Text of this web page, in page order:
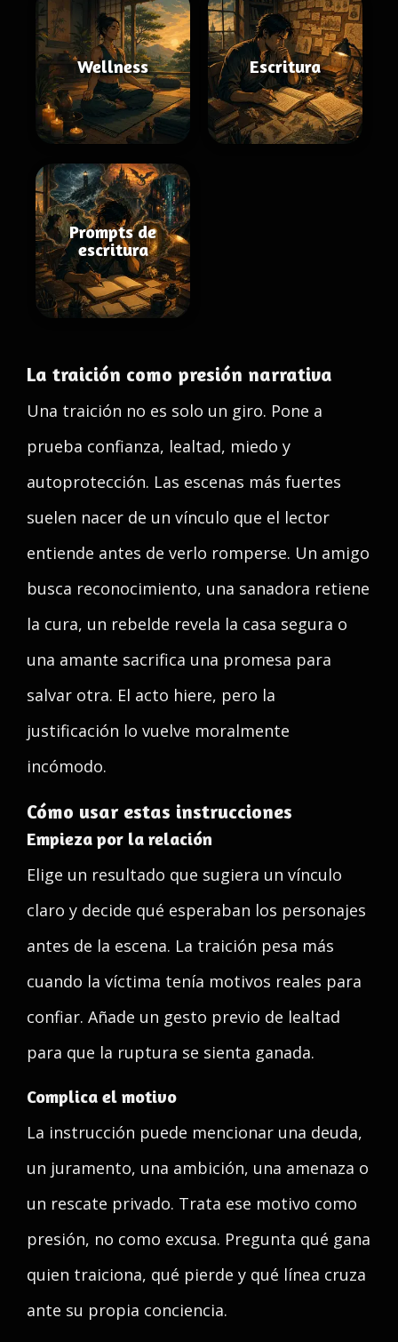
Wellness Escritura
Prompts de
escritura
La traición como presión narrativa
Una traición no es solo un giro. Pone a
prueba confianza, lealtad, miedo y
autoprotección. Las escenas más fuertes
suelen nacer de un vínculo que el lector
entiende antes de verlo romperse. Un amigo
busca reconocimiento, una sanadora retiene
la cura, un rebelde revela la casa segura o
una amante sacrifica una promesa para
salvar otra. El acto hiere, pero la
justificación lo vuelve moralmente
incómodo.
Cómo usar estas instrucciones
Empieza por la relación
Elige un resultado que sugiera un vínculo
claro y decide qué esperaban los personajes
antes de la escena. La traición pesa más
cuando la víctima tenía motivos reales para
confiar. Añade un gesto previo de lealtad
para que la ruptura se sienta ganada.
Complica el motivo
La instrucción puede mencionar una deuda,
un juramento, una ambición, una amenaza o
un rescate privado. Trata ese motivo como
presión, no como excusa. Pregunta qué gana
quien traiciona, qué pierde y qué línea cruza
ante su propia conciencia.